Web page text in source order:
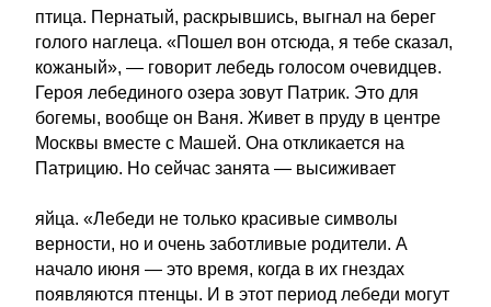
птица. Пернатый, раскрывшись, выгнал на берег
голого наглеца. «Пошел вон отсюда, я тебе сказал,
кожаный», — говорит лебедь голосом очевидцев.
Героя лебединого озера зовут Патрик. Это для
богемы, вообще он Ваня. Живет в пруду в центре
Москвы вместе с Машей. Она откликается на
Патрицию. Но сейчас занята — высиживает
яйца. «Лебеди не только красивые символы
верности, но и очень заботливые родители. А
начало июня — это время, когда в их гнездах
появляются птенцы. И в этот период лебеди могут